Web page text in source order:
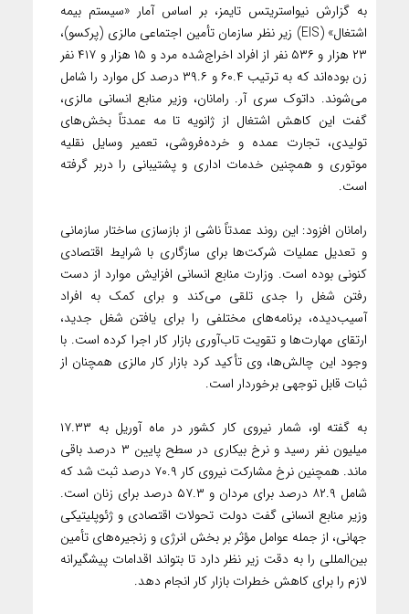
به گزارش نیواستریتس تایمز، بر اساس آمار «سیستم بیمه
اشتغال» (EIS) زیر نظر سازمان تأمین اجتماعی مالزی (پرکسو)،
۲۳ هزار و ۵۳۶ نفر از افراد اخراج‌شده مرد و ۱۵ هزار و ۴۱۷ نفر
زن بوده‌اند که به ترتیب ۶۰.۴ و ۳۹.۶ درصد کل موارد را شامل
می‌شوند. داتوک سری آر. رامانان، وزیر منابع انسانی مالزی،
گفت این کاهش اشتغال از ژانویه تا مه عمدتاً بخش‌های
تولیدی، تجارت عمده و خرده‌فروشی، تعمیر وسایل نقلیه
موتوری و همچنین خدمات اداری و پشتیبانی را دربر گرفته
است.
رامانان افزود: این روند عمدتاً ناشی از بازسازی ساختار سازمانی
و تعدیل عملیات شرکت‌ها برای سازگاری با شرایط اقتصادی
کنونی بوده است. وزارت منابع انسانی افزایش موارد از دست
رفتن شغل را جدی تلقی می‌کند و برای کمک به افراد
آسیب‌دیده، برنامه‌های مختلفی را برای یافتن شغل جدید،
ارتقای مهارت‌ها و تقویت تاب‌آوری بازار کار اجرا کرده است. با
وجود این چالش‌ها، وی تأکید کرد بازار کار مالزی همچنان از
ثبات قابل توجهی برخوردار است.
به گفته او، شمار نیروی کار کشور در ماه آوریل به ۱۷.۳۳
میلیون نفر رسید و نرخ بیکاری در سطح پایین ۳ درصد باقی
ماند. همچنین نرخ مشارکت نیروی کار ۷۰.۹ درصد ثبت شد که
شامل ۸۲.۹ درصد برای مردان و ۵۷.۳ درصد برای زنان است.
وزیر منابع انسانی گفت دولت تحولات اقتصادی و ژئوپلیتیکی
جهانی، از جمله عوامل مؤثر بر بخش انرژی و زنجیره‌های تأمین
بین‌المللی را به دقت زیر نظر دارد تا بتواند اقدامات پیشگیرانه
لازم را برای کاهش خطرات بازار کار انجام دهد.